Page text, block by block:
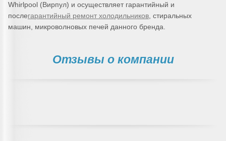
Whirlpool (Вирпул) и осуществляет гарантийный и
послегарантийный ремонт холодильников , стиральных
машин, микроволновых печей данного бренда.
Отзывы о компании